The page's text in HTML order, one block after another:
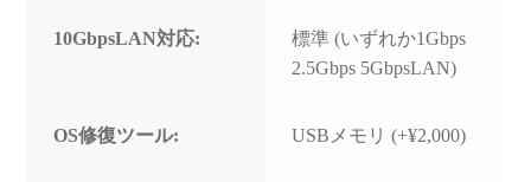
10GbpsLAN対応:
標準 (いずれか1Gbps
2.5Gbps 5GbpsLAN)
OS修復ツール: USBメモリ (+¥2,000)